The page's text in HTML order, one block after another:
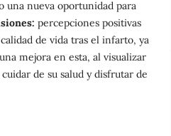
una nueva oportunidad para
percepciones positivas
de vida tras el infarto, ya
mejora en esta, al visualizar
de su salud y disfrutar de